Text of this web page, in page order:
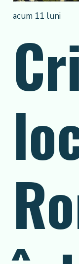
acum 11 luni